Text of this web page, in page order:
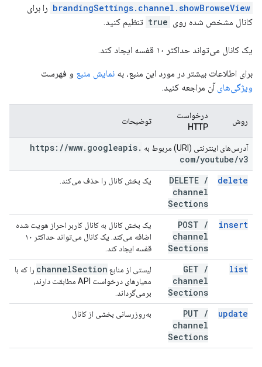
brandingSettings.channel.showBrowseView را برای
کانال مشخص شده روی true تنظیم کنید.
یک کانال می‌تواند حداکثر ۱۰ قفسه ایجاد کند.
برای اطلاعات بیشتر در مورد این منبع، به نمایش منبع و فهرست
ویژگی‌های آن مراجعه کنید.
روش
درخواست
HTTP
توضیحات
آدرس‌های اینترنتی (URI) مربوط به https: //www. googleapis.
com/youtube/v3
delete
DELETE /
channel
Sections
یک بخش کانال را حذف می‌کند.
insert
POST /
channel
Sections
یک بخش کانال به کانال کاربر احراز هویت شده
اضافه می‌کند. یک کانال می‌تواند حداکثر ۱۰
قفسه ایجاد کند.
list
GET /
channel
Sections
لیستی از منابع channelSection
را که با
معیارهای درخواست API مطابقت دارند،
برمی‌گرداند.
update
PUT /
channel
Sections
به‌روزرسانی بخشی از کانال